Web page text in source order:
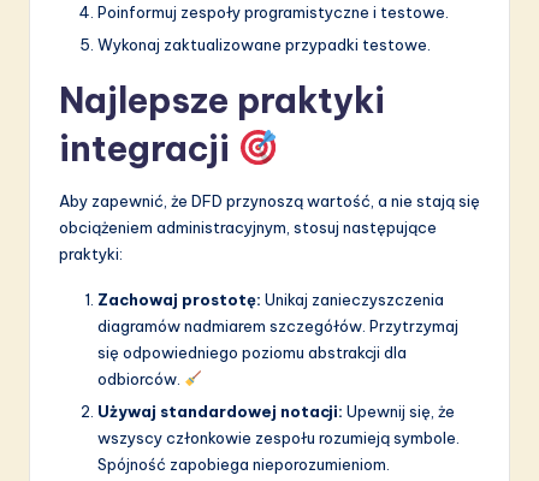
Poinformuj zespoły programistyczne i testowe.
Wykonaj zaktualizowane przypadki testowe.
Najlepsze praktyki
integracji
Aby zapewnić, że DFD przynoszą wartość, a nie stają się
obciążeniem administracyjnym, stosuj następujące
praktyki:
Zachowaj prostotę: Unikaj zanieczyszczenia
diagramów nadmiarem szczegółów. Przytrzymaj
się odpowiedniego poziomu abstrakcji dla
odbiorców.
Używaj standardowej notacji: Upewnij się, że
wszyscy członkowie zespołu rozumieją symbole.
Spójność zapobiega nieporozumieniom.